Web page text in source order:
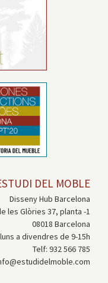
DEL MOBLE
Disseny Hub Barcelona
les Glòries 37, planta -1
08018 Barcelona
a divendres de 9-15h
Telf: 932 566 785